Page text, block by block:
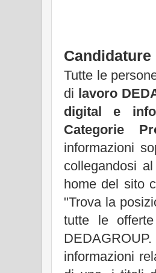
Tutte le
di lavoro
digital e
Categorie
informazioni
collegandosi
home del sito
"Trova la
tutte le
informazioni